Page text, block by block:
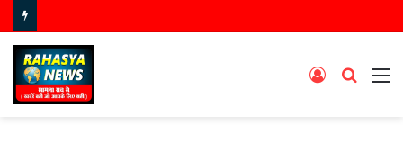
Search
Log